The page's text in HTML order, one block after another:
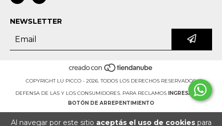
Al navegar por este sitio aceptás el uso de cookiespara
NEWSLETTER
COPYRIGHT LU PICCO - 2026. TODOS LOS DERECHOS RESERVADOS.
DEFENSA DE LAS Y LOS CONSUMIDORES. PARA RECLAMOS INGRESÁ ACÁ.
BOTÓN DE ARREPENTIMIENTO